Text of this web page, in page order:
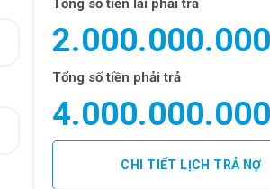
Tổng số tiền lãi phải trả
2.000.000.000
Tổng số tiền phải trả
4.000.000.000
CHI TIẾT LỊCH TRẢ NỢ